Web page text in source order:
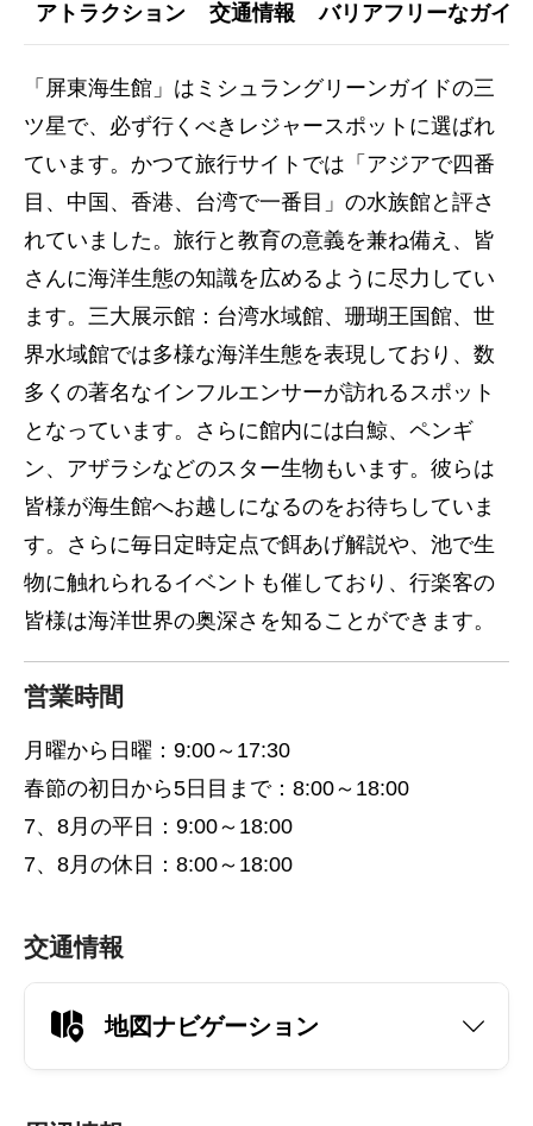
アトラクション 交通情報 バリアフリーなガイ
「屏東海生館」はミシュラングリーンガイドの三
ツ星で、必ず行くべきレジャースポットに選ばれ
ています。かつて旅行サイトでは「アジアで四番
目、中国、香港、台湾で一番目」の水族館と評さ
れていました。旅行と教育の意義を兼ね備え、皆
さんに海洋生態の知識を広めるように尽力してい
ます。三大展示館：台湾水域館、珊瑚王国館、世
界水域館では多様な海洋生態を表現しており、数
多くの著名なインフルエンサーが訪れるスポット
となっています。さらに館内には白鯨、ペンギ
ン、アザラシなどのスター生物もいます。彼らは
皆様が海生館へお越しになるのをお待ちしていま
す。さらに毎日定時定点で餌あげ解説や、池で生
物に触れられるイベントも催しており、行楽客の
皆様は海洋世界の奥深さを知ることができます。
営業時間
月曜から日曜：9:00～17:30
春節の初日から5日目まで：8:00～18:00
7、8月の平日：9:00～18:00
7、8月の休日：8:00～18:00
交通情報
地図ナビゲーション